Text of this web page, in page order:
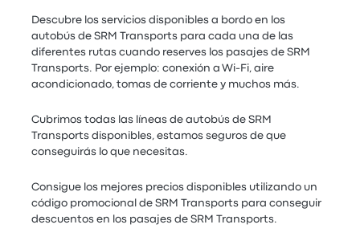
Descubre los servicios disponibles a bordo en los
autobús de SRM Transports para cada una de las
diferentes rutas cuando reserves los pasajes de SRM
Transports. Por ejemplo: conexión a Wi-Fi, aire
acondicionado, tomas de corriente y muchos más.
Cubrimos todas las líneas de autobús de SRM
Transports disponibles, estamos seguros de que
conseguirás lo que necesitas.
Consigue los mejores precios disponibles utilizando un
código promocional de SRM Transports para conseguir
descuentos en los pasajes de SRM Transports.